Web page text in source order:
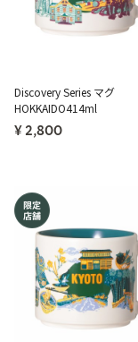
Discovery Series マグ
HOKKAIDO414ml
¥ 2,800